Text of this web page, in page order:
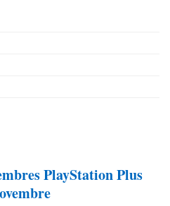
PlayStation Plus